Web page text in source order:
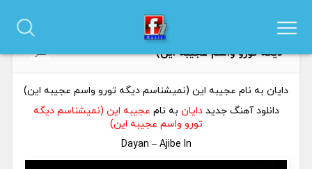
دانلود آهنگ دایان به نام عجیبه این (نمیشناسم
دیگه تورو واسم عجیبه این)
نظر
دایان به نام عجیبه این (نمیشناسم دیگه تورو واسم عجیبه این)
دانلود آهنگ جدید دایان به نام عجیبه این (نمیشناسم دیگه
تورو واسم عجیبه این)
Dayan – Ajibe In